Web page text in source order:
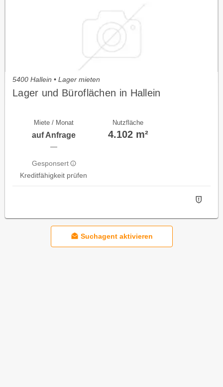
5400 Hallein • Lager mieten
Lager und Büroflächen in Hallein
Miete / Monat
auf Anfrage
—
Gesponsert
Kreditfähigkeit prüfen
Nutzfläche
4.102 m²
Suchagent aktivieren